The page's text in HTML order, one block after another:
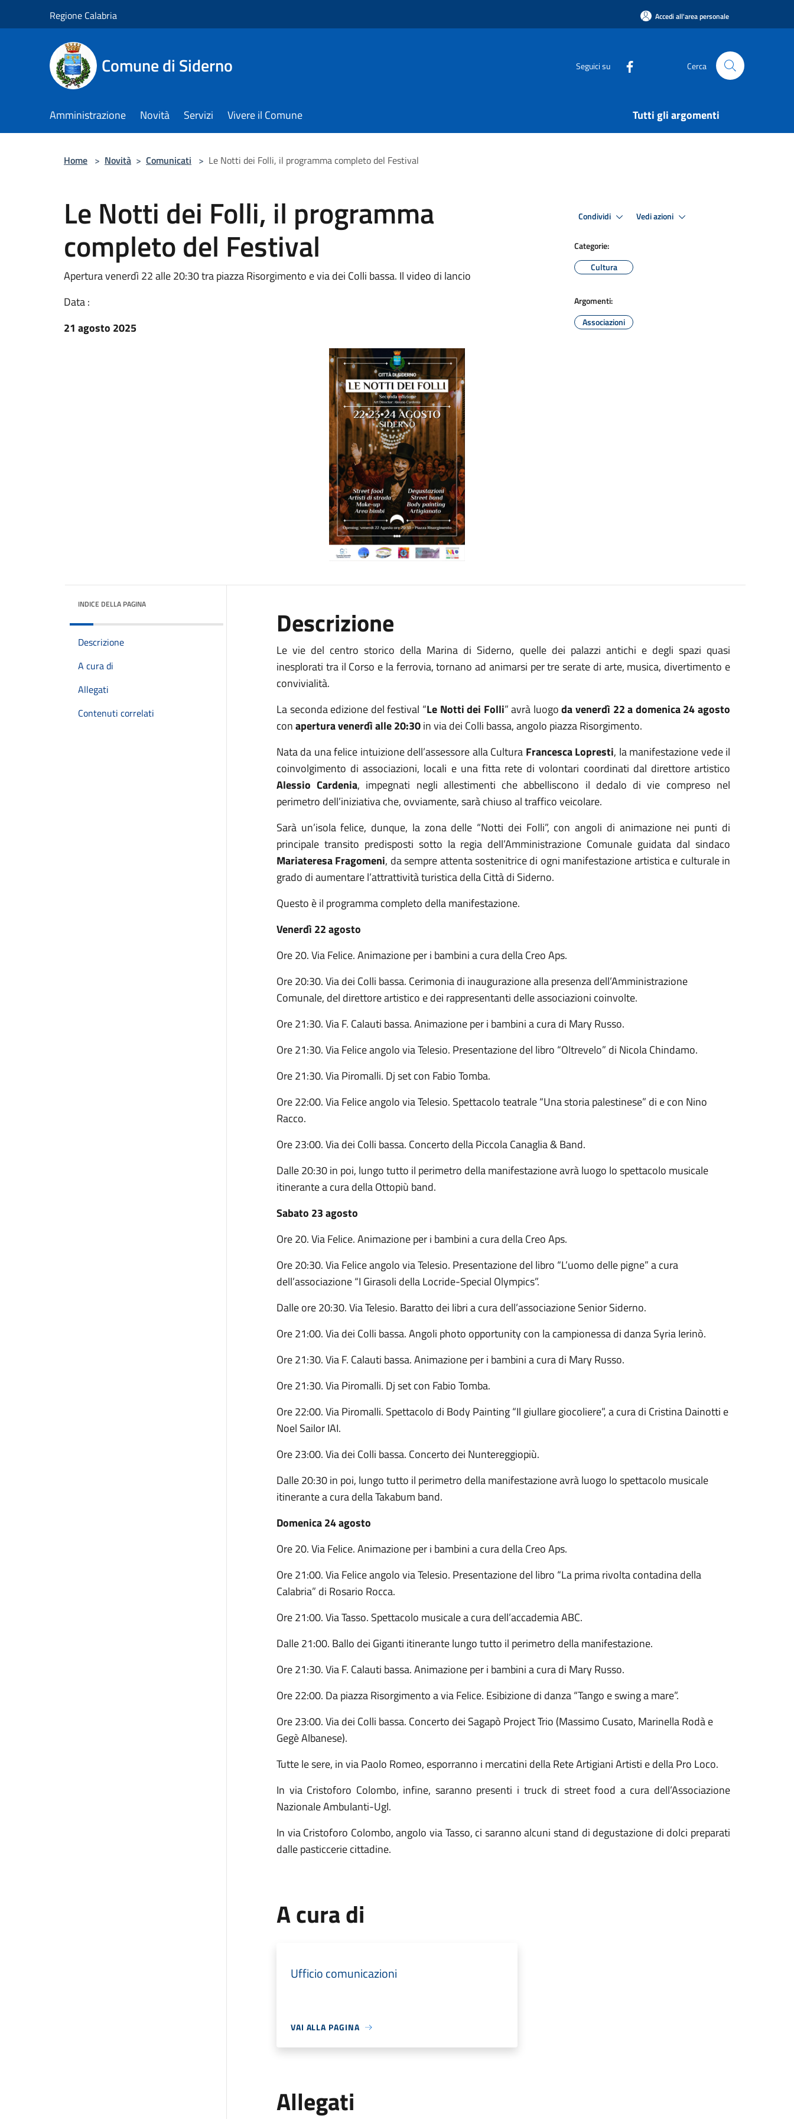
Regione Calabria Accedi all'area personale
Comune di Siderno Seguici su Cerca
Amministrazione Novità Servizi Vivere il Comune Tutti gli argomenti
Home > Novità > Comunicati > Le Notti dei Folli, il programma completo del Festival
Le Notti dei Folli, il programma
completo del Festival
Apertura venerdì 22 alle 20:30 tra piazza Risorgimento e via dei Colli bassa. Il video di lancio
Data :
21 agosto 2025
Condividi Vedi azioni
Categorie:
Cultura
Argomenti:
Associazioni
INDICE DELLA PAGINA
Descrizione
A cura di
Allegati
Contenuti correlati
Descrizione
Le vie del centro storico della Marina di Siderno, quelle dei palazzi antichi e degli spazi quasi
inesplorati tra il Corso e la ferrovia, tornano ad animarsi per tre serate di arte, musica, divertimento e
convivialità.
La seconda edizione del festival “Le Notti dei Folli” avrà luogoda venerdì 22 a domenica 24 agosto
conapertura venerdì alle 20:30in via dei Colli bassa, angolo piazza Risorgimento.
Nata da una felice intuizione dell’assessore alla Cultura Francesca Lopresti, la manifestazione vede il
coinvolgimento di associazioni, locali e una fitta rete di volontari coordinati dal direttore artistico
Alessio Cardenia, impegnati negli allestimenti che abbelliscono il dedalo di vie compreso nel
perimetro dell’iniziativa che, ovviamente, sarà chiuso al traffico veicolare.
Sarà un’isola felice, dunque, la zona delle “Notti dei Folli”, con angoli di animazione nei punti di
principale transito predisposti sotto la regia dell’Amministrazione Comunale guidata dal sindaco
Mariateresa Fragomeni, da sempre attenta sostenitrice di ogni manifestazione artistica e culturale in
grado di aumentare l’attrattività turistica della Città di Siderno.
Questo è il programma completo della manifestazione.
Venerdì 22 agosto
Ore 20. Via Felice. Animazione per i bambini a cura della Creo Aps.
Ore 20:30. Via dei Colli bassa. Cerimonia di inaugurazione alla presenza dell’Amministrazione
Comunale, del direttore artistico e dei rappresentanti delle associazioni coinvolte.
Ore 21:30. Via F. Calauti bassa. Animazione per i bambini a cura di Mary Russo.
Ore 21:30. Via Felice angolo via Telesio. Presentazione del libro “Oltrevelo” di Nicola Chindamo.
Ore 21:30. Via Piromalli. Dj set con Fabio Tomba.
Ore 22:00. Via Felice angolo via Telesio. Spettacolo teatrale “Una storia palestinese” di e con Nino
Racco.
Ore 23:00. Via dei Colli bassa. Concerto della Piccola Canaglia & Band.
Dalle 20:30 in poi, lungo tutto il perimetro della manifestazione avrà luogo lo spettacolo musicale
itinerante a cura della Ottopiù band.
Sabato 23 agosto
Ore 20. Via Felice. Animazione per i bambini a cura della Creo Aps.
Ore 20:30. Via Felice angolo via Telesio. Presentazione del libro “L’uomo delle pigne” a cura
dell’associazione “I Girasoli della Locride-Special Olympics”.
Dalle ore 20:30. Via Telesio. Baratto dei libri a cura dell’associazione Senior Siderno.
Ore 21:00. Via dei Colli bassa. Angoli photo opportunity con la campionessa di danza Syria Ierinò.
Ore 21:30. Via F. Calauti bassa. Animazione per i bambini a cura di Mary Russo.
Ore 21:30. Via Piromalli. Dj set con Fabio Tomba.
Ore 22:00. Via Piromalli. Spettacolo di Body Painting “Il giullare giocoliere”, a cura di Cristina Dainotti e
Noel Sailor IAI.
Ore 23:00. Via dei Colli bassa. Concerto dei Nuntereggiopiù.
Dalle 20:30 in poi, lungo tutto il perimetro della manifestazione avrà luogo lo spettacolo musicale
itinerante a cura della Takabum band.
Domenica 24 agosto
Ore 20. Via Felice. Animazione per i bambini a cura della Creo Aps.
Ore 21:00. Via Felice angolo via Telesio. Presentazione del libro “La prima rivolta contadina della
Calabria” di Rosario Rocca.
Ore 21:00. Via Tasso. Spettacolo musicale a cura dell’accademia ABC.
Dalle 21:00. Ballo dei Giganti itinerante lungo tutto il perimetro della manifestazione.
Ore 21:30. Via F. Calauti bassa. Animazione per i bambini a cura di Mary Russo.
Ore 22:00. Da piazza Risorgimento a via Felice. Esibizione di danza “Tango e swing a mare”.
Ore 23:00. Via dei Colli bassa. Concerto dei Sagapò Project Trio (Massimo Cusato, Marinella Rodà e
Gegè Albanese).
Tutte le sere, in via Paolo Romeo, esporranno i mercatini della Rete Artigiani Artisti e della Pro Loco.
In via Cristoforo Colombo, infine, saranno presenti i truck di street food a cura dell’Associazione
Nazionale Ambulanti-Ugl.
In via Cristoforo Colombo, angolo via Tasso, ci saranno alcuni stand di degustazione di dolci preparati
dalle pasticcerie cittadine.
A cura di
Ufficio comunicazioni
VAI ALLA PAGINA
Allegati